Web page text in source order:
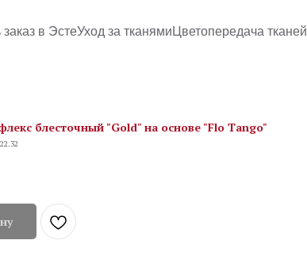
заказ в ЭстеУход за тканями Цветопередача тканей
блесточный "Gold" на основе "Flo Tango"